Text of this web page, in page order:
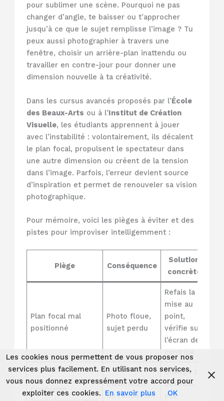
pour sublimer une scène. Pourquoi ne pas
changer d’angle, te baisser ou t’approcher
jusqu’à ce que le sujet remplisse l’image ? Tu
peux aussi photographier à travers une
fenêtre, choisir un arrière-plan inattendu ou
travailler en contre-jour pour donner une
dimension nouvelle à ta créativité.
Dans les cursus avancés proposés par l’École
des Beaux-Arts ou à l’Institut de Création
Visuelle, les étudiants apprennent à jouer
avec l’instabilité : volontairement, ils décalent
le plan focal, propulsent le spectateur dans
une autre dimension ou créent de la tension
dans l’image. Parfois, l’erreur devient source
d’inspiration et permet de renouveler sa vision
photographique.
Pour mémoire, voici les pièges à éviter et des
pistes pour improviser intelligemment :
Piège Conséquence
Solution
concrète
Plan focal mal
positionné
Photo floue,
sujet perdu
Refais la
mise au
point,
vérifie sur
l’écran de
contrôle
Confusion
Distorsions
ou rendu non
Change ta
position,
pas
Les cookies nous permettent de vous proposer nos
services plus facilement. En utilisant nos services,
vous nous donnez expressément votre accord pour
exploiter ces cookies. En savoir plus OK